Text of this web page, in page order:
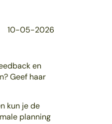
10-05-2026
en
Geef haar
kun je de
planning